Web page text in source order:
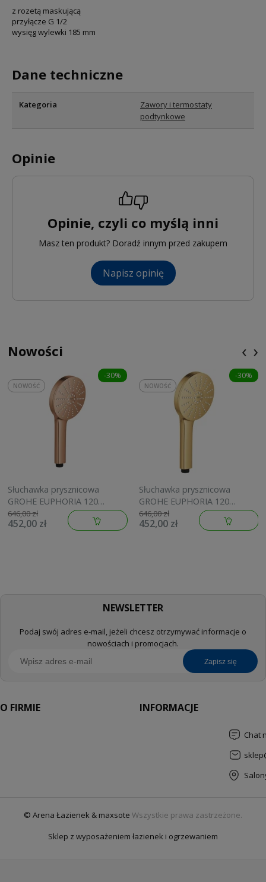
z rozetą maskującą
przyłącze G 1/2
wysięg wylewki 185 mm
Dane techniczne
Kategoria
Zawory i termostaty
podtynkowe
Opinie
Opinie, czyli co myślą inni
Masz ten produkt? Doradź innym przed zakupem
Napisz opinię
Nowości
-30%
Słuchawka prysznicowa
GROHE EUPHORIA 120
brushed warm sunset
134883DL00
646,00 zł
452,00 zł
NOWOŚĆ
-30%
Słuchawka prysznicowa
GROHE EUPHORIA 120
brushed cool sunrise
134883GN00
646,00 zł
452,00 zł
NOWOŚĆ
‹ ›
NEWSLETTER
Podaj swój adres e-mail, jeżeli chcesz otrzymywać informacje o
nowościach i promocjach.
zapisz się
O FIRMIE INFORMACJE
Chat
© Arena Łazienek & maxsote Wszystkie prawa zastrzeżone.
Sklep z wyposażeniem łazienek i ogrzewaniem